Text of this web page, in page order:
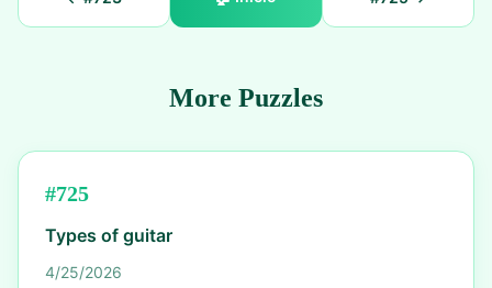
More Puzzles
#725
Types of guitar
4/25/2026